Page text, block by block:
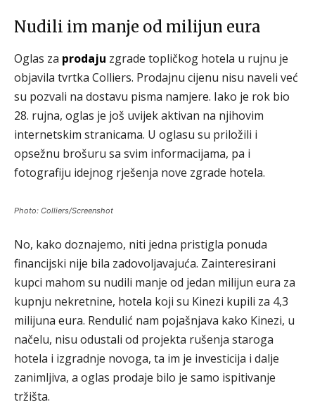
Nudili im manje od milijun eura
Oglas za prodaju zgrade topličkog hotela u rujnu je
objavila tvrtka Colliers. Prodajnu cijenu nisu naveli već
su pozvali na dostavu pisma namjere. Iako je rok bio
28. rujna, oglas je još uvijek aktivan na njihovim
internetskim stranicama. U oglasu su priložili i
opsežnu brošuru sa svim informacijama, pa i
fotografiju idejnog rješenja nove zgrade hotela.
Photo: Colliers/Screenshot
No, kako doznajemo, niti jedna pristigla ponuda
financijski nije bila zadovoljavajuća. Zainteresirani
kupci mahom su nudili manje od jedan milijun eura za
kupnju nekretnine, hotela koji su Kinezi kupili za 4,3
milijuna eura. Rendulić nam pojašnjava kako Kinezi, u
načelu, nisu odustali od projekta rušenja staroga
hotela i izgradnje novoga, ta im je investicija i dalje
zanimljiva, a oglas prodaje bilo je samo ispitivanje
tržišta.